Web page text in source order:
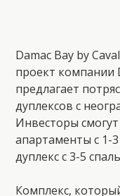
Damac Bay by
проект компании
предлагает
дуплексов с
Инвесторы
апартаменты с 1-
дуплекс с 3-5
Комплекс,